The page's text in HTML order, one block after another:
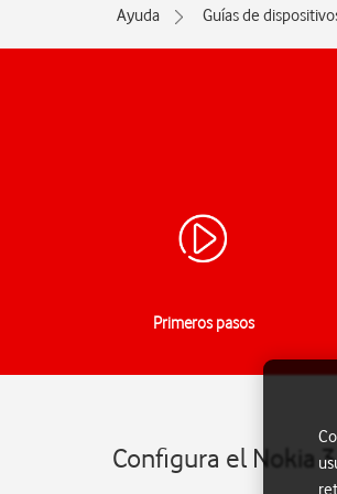
Ayuda Guías de
Primeros pasos
Configura el Nokia